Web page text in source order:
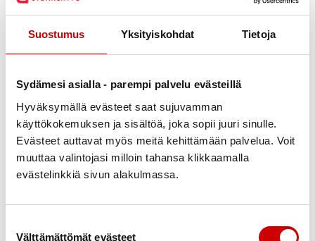
Suostumus Yksityiskohdat Tietoja
Sydämesi asialla - parempi palvelu evästeillä
Hyväksymällä evästeet saat sujuvamman
käyttökokemuksen ja sisältöä, joka sopii juuri sinulle.
Evästeet auttavat myös meitä kehittämään palvelua. Voit
muuttaa valintojasi milloin tahansa klikkaamalla
evästelinkkiä sivun alakulmassa.
Välttämättömät evästeet
ry Anne Kettula on paikalla perjantaina ja lauantaina.
Anne esittelee Sydäniskurilaitetta ja opastaa sen
käyttöä elvytystilanteessa. Jokainen voi kokeilla
sydäniskuria mukana. Anne ohjeistaa myös
lataamaan 112 Suomi sovelluksen kännykkääsi.
Eteisvärinä on yleistynyt sydämen rytmihäiriö.
Esittelypöydässämme voi koko viikonlopun ajan
käydä tutustumassa pulssikäsi –erikoislaitteeseen,
sykettä ja vertaamaan sitä epärytmissä olevaan